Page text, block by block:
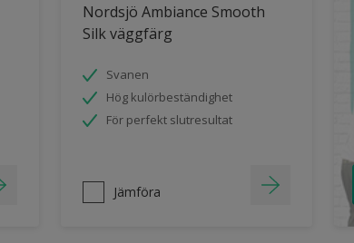
Nordsjö Ambiance Smooth
Silk väggfärg
Svanen
Hög kulörbeständighet
För perfekt slutresultat
Jämföra